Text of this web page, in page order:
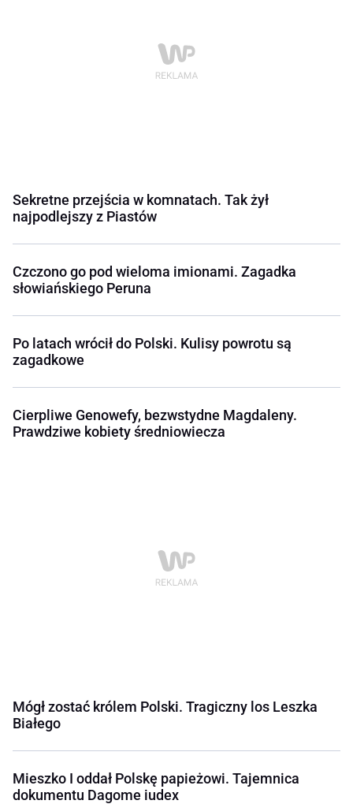
Sekretne przejścia w komnatach. Tak żył
najpodlejszy z Piastów
Czczono go pod wieloma imionami. Zagadka
słowiańskiego Peruna
Po latach wrócił do Polski. Kulisy powrotu są
zagadkowe
Cierpliwe Genowefy, bezwstydne Magdaleny.
Prawdziwe kobiety średniowiecza
Mógł zostać królem Polski. Tragiczny los Leszka
Białego
Mieszko I oddał Polskę papieżowi. Tajemnica
dokumentu Dagome iudex